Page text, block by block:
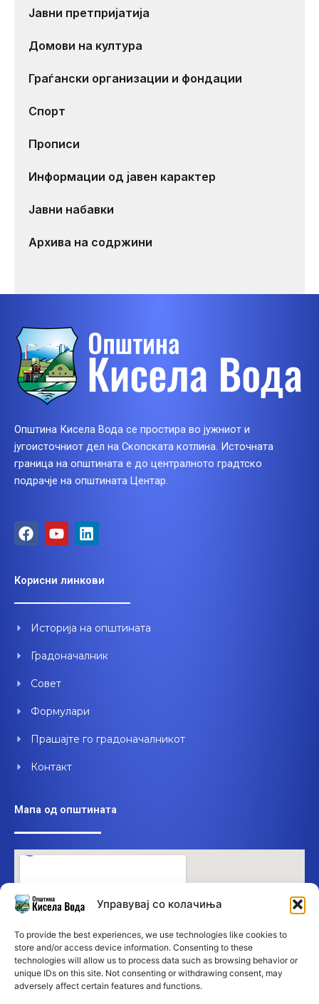
Управувај со колачиња
To provide the best experiences, we use technologies like cookies to
store and/or access device information. Consenting to these
technologies will allow us to process data such as browsing behavior or
unique IDs on this site. Not consenting or withdrawing consent, may
adversely affect certain features and functions.
Јавни претпријатија
Домови на култура
Граѓански организации и фондации
Спорт
Прописи
Информации од јавен карактер
Јавни набавки
Архива на содржини
Општина Кисела Вода се простира во јужниот и
југоисточниот дел на Скопската котлина. Источната
граница на општината е до централното градтско
подрачје на општината Центар.
F
a
b
o
k
Y
o
u
b
L
i
e
d
n
Корисни линкови
Историја на општината
Градоначалник
Совет
Формулари
Прашајте го градоначалникот
Контакт
Мапа од општината